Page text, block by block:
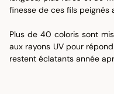
finesse de ces fils peignés
Plus de 40 coloris sont
aux rayons UV pour
restent éclatants année